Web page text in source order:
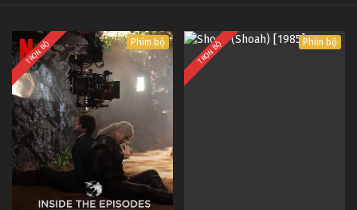
TRỌN BỘ Phim bộ TRỌN BỘ Phim bộ